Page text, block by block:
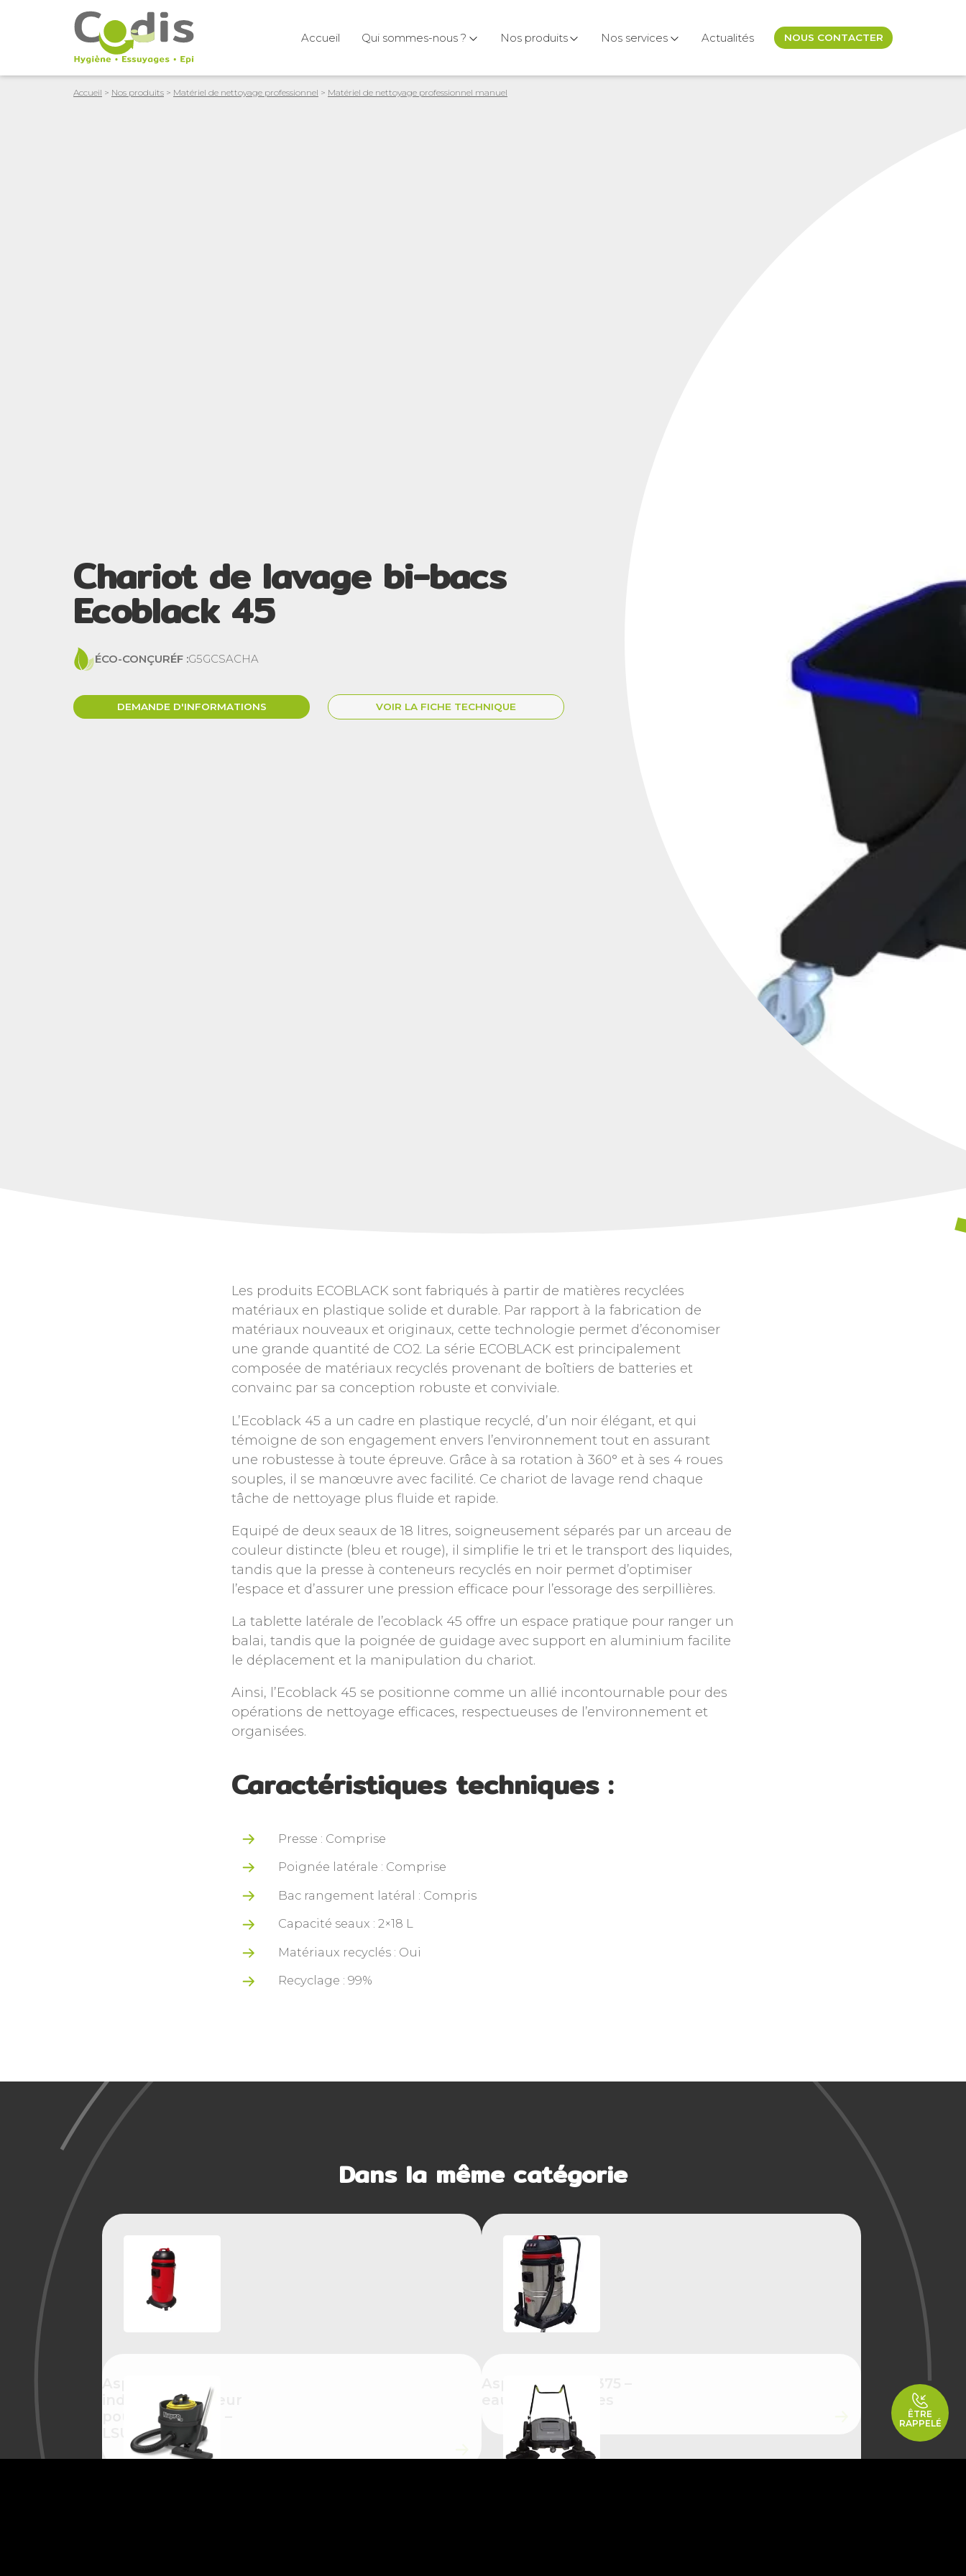
Accueil Qui sommes-nous ? Nos produits Nos services Actualités NOUS CONTACTER
ÊTRE
RAPPELÉ
Accueil > Nos produits > Matériel de nettoyage professionnel > Matériel de nettoyage professionnel manuel
Chariot de lavage bi-bacs
Ecoblack 45
ÉCO-CONÇURÉF :G5GCSACHA
DEMANDE D'INFORMATIONS VOIR LA FICHE TECHNIQUE
Les produits ECOBLACK sont fabriqués à partir de matières recyclées
matériaux en plastique solide et durable. Par rapport à la fabrication de
matériaux nouveaux et originaux, cette technologie permet d’économiser
une grande quantité de CO2. La série ECOBLACK est principalement
composée de matériaux recyclés provenant de boîtiers de batteries et
convainc par sa conception robuste et conviviale.
L’Ecoblack 45 a un cadre en plastique recyclé, d’un noir élégant, et qui
témoigne de son engagement envers l’environnement tout en assurant
une robustesse à toute épreuve. Grâce à sa rotation à 360° et à ses 4 roues
souples, il se manœuvre avec facilité. Ce chariot de lavage rend chaque
tâche de nettoyage plus fluide et rapide.
Equipé de deux seaux de 18 litres, soigneusement séparés par un arceau de
couleur distincte (bleu et rouge), il simplifie le tri et le transport des liquides,
tandis que la presse à conteneurs recyclés en noir permet d’optimiser
l’espace et d’assurer une pression efficace pour l’essorage des serpillières.
La tablette latérale de l’ecoblack 45 offre un espace pratique pour ranger un
balai, tandis que la poignée de guidage avec support en aluminium facilite
le déplacement et la manipulation du chariot.
Ainsi, l’Ecoblack 45 se positionne comme un allié incontournable pour des
opérations de nettoyage efficaces, respectueuses de l’environnement et
organisées.
Caractéristiques techniques :
Presse : Comprise
Poignée latérale : Comprise
Bac rangement latéral : Compris
Capacité seaux : 2×18 L
Matériaux recyclés : Oui
Recyclage : 99%
Dans la même catégorie
industriel 1 moteur
poussière & eau –
LSU135P
Aspirateur LSU 375 –
eau et poussières